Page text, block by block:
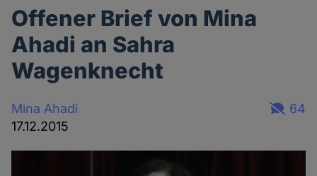
Offener Brief von Mina
Ahadi an Sahra
Wagenknecht
Mina Ahadi
17.12.2015
64